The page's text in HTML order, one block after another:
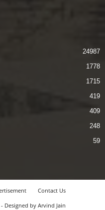
24987
1778
1715
419
409
248
59
Contact Us
Designed by Arvind Jain